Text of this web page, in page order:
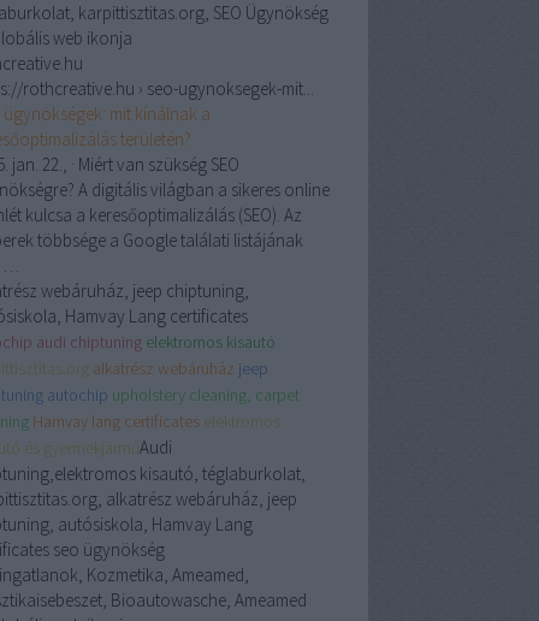
karpittisztitas.org, SEO Ügynökség
rothcreative.hu › seo-ugynoksegek-mit...
ügynökségek: mit kínálnak a
területén?
jan. 22., · Miért van szükség SEO
A digitális világban a sikeres online
kulcsa a keresőoptimalizálás (SEO). Az
többsége a Google találati listájának
…
webáruház, jeep chiptuning,
Hamvay Lang certificates
audi chiptuning elektromos kisautó
alkatrész webáruház jeep
autochip upholstery cleaning, carpet
Hamvay lang certificates elektromos
és gyermekjárműAudi
kisautó, téglaburkolat,
alkatrész webáruház, jeep
autósiskola, Hamvay Lang
seo ügynökség
Kozmetika, Ameamed,
Bioautowasche, Ameamed